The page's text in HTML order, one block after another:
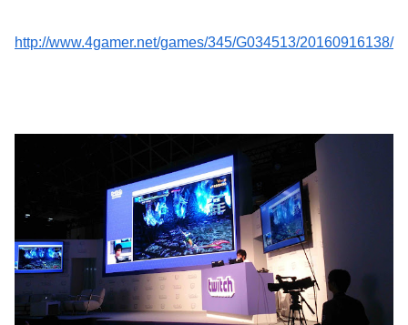
http://www.4gamer.net/games/345/G034513/20160916138/